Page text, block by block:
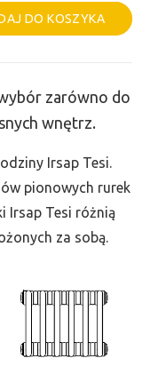
DO KOSZYKA
zarówno do
wnętrz.
Irsap Tesi.
pionowych rurek
Irsap Tesi różnią
za sobą.